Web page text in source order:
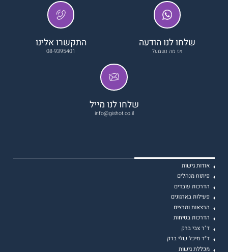
שלחו לנו הודעה
אז מה נשמע?
התקשרו אלינו
08-9395401
שלחו לנו מייל
info@gishot.co.il
אודות גישות
פיתוח מנהלים
הדרכות עובדים
פעילות בארגונים
הרצאות ומרצים
הדרכות בטיחות
ד"ר צבי ברק
ד״ר מיכל שלי ברק
מכללת גישות